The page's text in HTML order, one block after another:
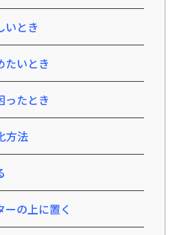
いとき
たいとき
たとき
方法
の上に置く